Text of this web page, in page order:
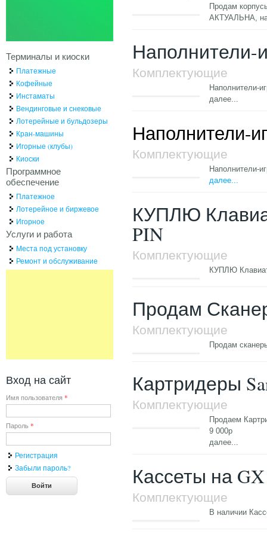
Продам
АКТУАЛЬНА,
Наполнители-
Комплектующие
Наполнители-
далее...
Наполнители-
Комплектующие
Наполнители-
далее...
КУПЛЮ
PIN
Комплектующие
КУПЛЮ
Продам
Комплектующие
Продам
Картридеры
Комплектующие
Продаем
9 000р
далее...
Кассеты на
Комплектующие
В наличии
Терминалы и киоски
Платежные
Кофейные
Инстаматы
Вендинговые и снековые
Лотерейные и бульдозеры
Кран-машины
Игорные (клубы)
Киоски
Программное
обеспечение
Платежное
Лотерейное и биржевое
Игорное
Услуги и работа
Места под установку
Ремонт и обслуживание
Вход на сайт
Имя пользователя *
Пароль *
Регистрация
Забыли пароль?